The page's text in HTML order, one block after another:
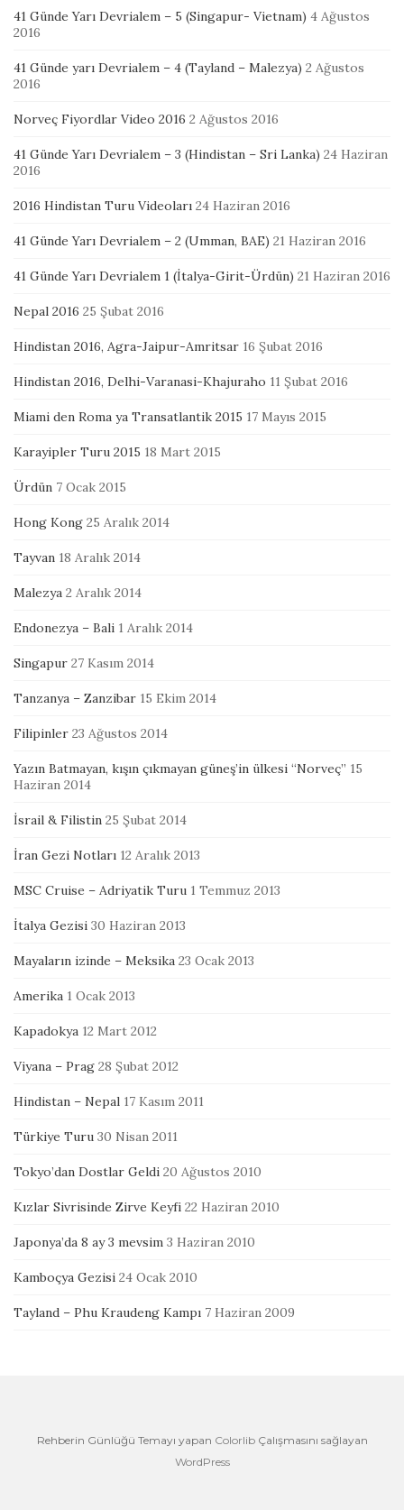
41 Günde Yarı Devrialem – 5 (Singapur- Vietnam) 4 Ağustos
2016
41 Günde yarı Devrialem – 4 (Tayland – Malezya) 2 Ağustos
2016
Norveç Fiyordlar Video 2016 2 Ağustos 2016
41 Günde Yarı Devrialem – 3 (Hindistan – Sri Lanka) 24 Haziran
2016
2016 Hindistan Turu Videoları 24 Haziran 2016
41 Günde Yarı Devrialem – 2 (Umman, BAE) 21 Haziran 2016
41 Günde Yarı Devrialem 1 (İtalya-Girit-Ürdün) 21 Haziran 2016
Nepal 2016 25 Şubat 2016
Hindistan 2016, Agra-Jaipur-Amritsar 16 Şubat 2016
Hindistan 2016, Delhi-Varanasi-Khajuraho 11 Şubat 2016
Miami den Roma ya Transatlantik 2015 17 Mayıs 2015
Karayipler Turu 2015 18 Mart 2015
Ürdün 7 Ocak 2015
Hong Kong 25 Aralık 2014
Tayvan 18 Aralık 2014
Malezya 2 Aralık 2014
Endonezya – Bali 1 Aralık 2014
Singapur 27 Kasım 2014
Tanzanya – Zanzibar 15 Ekim 2014
Filipinler 23 Ağustos 2014
Yazın Batmayan, kışın çıkmayan güneş’in ülkesi “Norveç” 15
Haziran 2014
İsrail & Filistin 25 Şubat 2014
İran Gezi Notları 12 Aralık 2013
MSC Cruise – Adriyatik Turu 1 Temmuz 2013
İtalya Gezisi 30 Haziran 2013
Mayaların izinde – Meksika 23 Ocak 2013
Amerika 1 Ocak 2013
Kapadokya 12 Mart 2012
Viyana – Prag 28 Şubat 2012
Hindistan – Nepal 17 Kasım 2011
Türkiye Turu 30 Nisan 2011
Tokyo’dan Dostlar Geldi 20 Ağustos 2010
Kızlar Sivrisinde Zirve Keyfi 22 Haziran 2010
Japonya’da 8 ay 3 mevsim 3 Haziran 2010
Kamboçya Gezisi 24 Ocak 2010
Tayland – Phu Kraudeng Kampı 7 Haziran 2009
Rehberin Günlüğü Temayı yapan ColorlibÇalışmasını sağlayan
WordPress